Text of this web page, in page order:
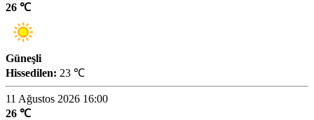
26 ℃
Güneşli
Hissedilen: 23 ℃
11 Ağustos 2026 16:00
26 ℃